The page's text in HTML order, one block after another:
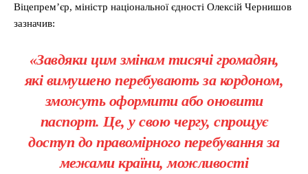
Віцепрем’єр, міністр національної єдності Олексій Чернишов
зазначив:
«Завдяки цим змінам тисячі громадян,
які вимушено перебувають за кордоном,
зможуть оформити або оновити
паспорт. Це, у свою чергу, спрощує
доступ до правомірного перебування за
межами країни, можливості